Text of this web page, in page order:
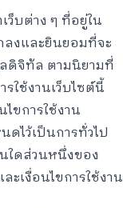
ว็บต่าง ๆ ที่อยู่ใน
ลงและยินยอมที่จะ
ดิจิทัล ตามนิยามที่
ใช้งานเว็บไซต์นี้
ขการใช้งาน
ไว้เป็นการทั่วไป
ใดส่วนหนึ่งของ
ะเงื่อนไขการใช้งาน